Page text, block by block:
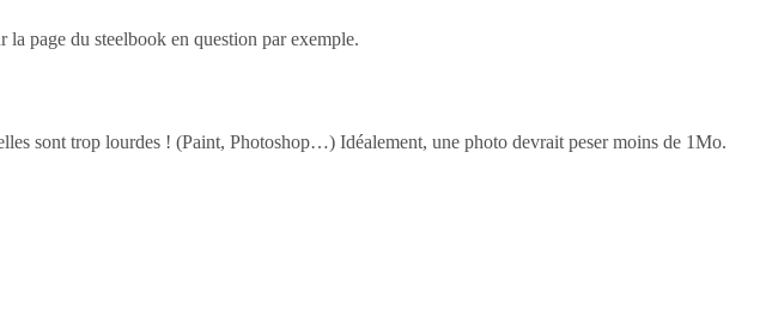
la page du steelbook en question par exemple.
sont trop lourdes ! (Paint, Photoshop…) Idéalement, une photo devrait peser moins de 1Mo.